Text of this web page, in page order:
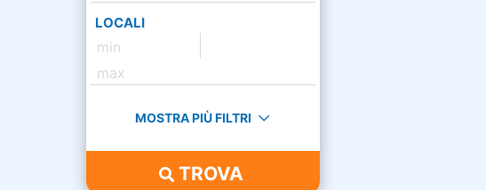
LOCALI
MOSTRA PIÙ FILTRI
TROVA